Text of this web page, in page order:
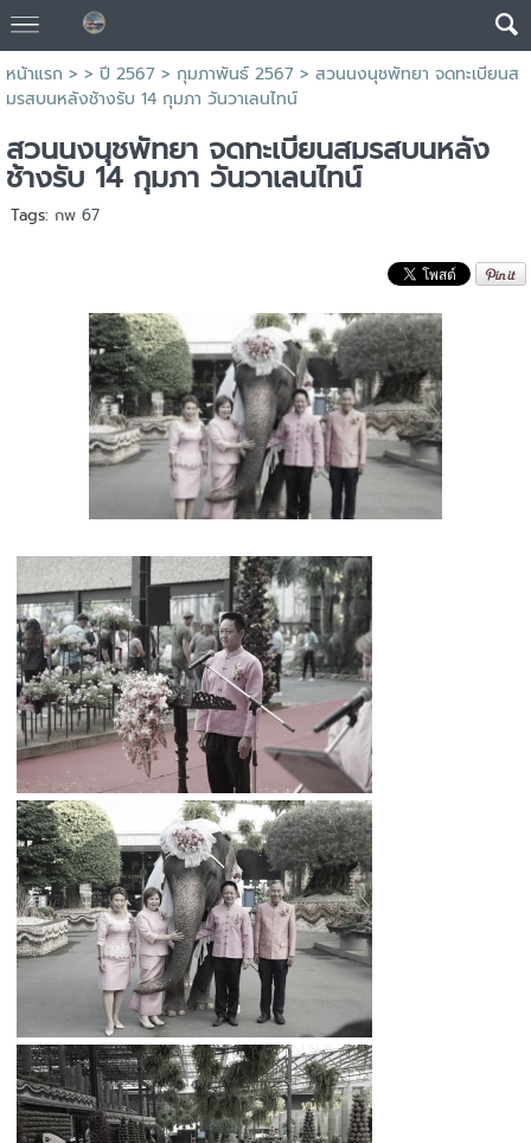
หน้าแรก > > ปี 2567 > กุมภาพันธ์ 2567 > สวนนงนุชพัทยา จดทะเบียนส
มรสบนหลังช้างรับ 14 กุมภา วันวาเลนไทน์
สวนนงนุชพัทยา จดทะเบียนสมรสบนหลัง
ช้างรับ 14 กุมภา วันวาเลนไทน์
Tags: กพ 67